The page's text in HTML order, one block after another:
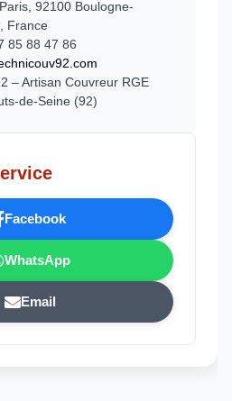
92100 Boulogne-
France
85 88 47 86
– Artisan Couvreur RGE
de-Seine (92)
Facebook
WhatsApp
Email